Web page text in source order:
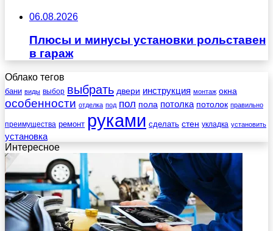
06.08.2026
Плюсы и минусы установки рольставен
в гараж
Облако тегов
бани виды выбор выбрать двери инструкция монтаж окна
особенности отделка под пол пола потолка потолок правильно
преимущества ремонт руками сделать стен укладка установить
установка
Интересное